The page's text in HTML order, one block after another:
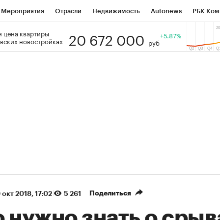
Мероприятия Отрасли Недвижимость Autonews РБК
РБК Образование Тренды
цена квартиры
новостройках
20 672 000 руб
+5.87%
2018, 17:02 5 261 Поделиться